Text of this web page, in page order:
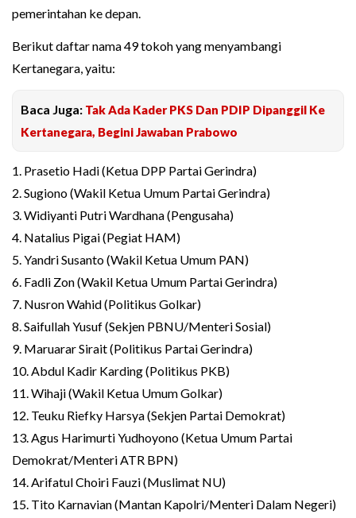
pemerintahan ke depan.
Berikut daftar nama 49 tokoh yang menyambangi
Kertanegara, yaitu:
Baca Juga: Tak Ada Kader PKS Dan PDIP Dipanggil Ke
Kertanegara, Begini Jawaban Prabowo
1. Prasetio Hadi (Ketua DPP Partai Gerindra)
2. Sugiono (Wakil Ketua Umum Partai Gerindra)
3. Widiyanti Putri Wardhana (Pengusaha)
4. Natalius Pigai (Pegiat HAM)
5. Yandri Susanto (Wakil Ketua Umum PAN)
6. Fadli Zon (Wakil Ketua Umum Partai Gerindra)
7. Nusron Wahid (Politikus Golkar)
8. Saifullah Yusuf (Sekjen PBNU/Menteri Sosial)
9. Maruarar Sirait (Politikus Partai Gerindra)
10. Abdul Kadir Karding (Politikus PKB)
11. Wihaji (Wakil Ketua Umum Golkar)
12. Teuku Riefky Harsya (Sekjen Partai Demokrat)
13. Agus Harimurti Yudhoyono (Ketua Umum Partai
Demokrat/Menteri ATR BPN)
14. Arifatul Choiri Fauzi (Muslimat NU)
15. Tito Karnavian (Mantan Kapolri/Menteri Dalam Negeri)